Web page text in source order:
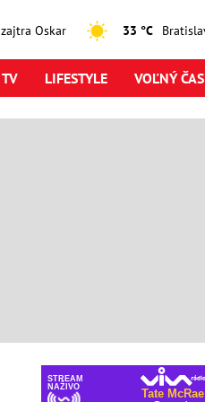
Oskar 33 °C
LIFESTYLE VOĽNÝ ČAS
STREAM
NAŽIVO
Tate McRae